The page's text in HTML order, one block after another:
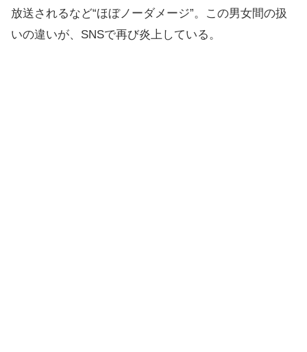
放送されるなど“ほぼノーダメージ”。この男女間の扱
いの違いが、SNSで再び炎上している。